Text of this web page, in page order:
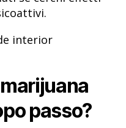
passo?